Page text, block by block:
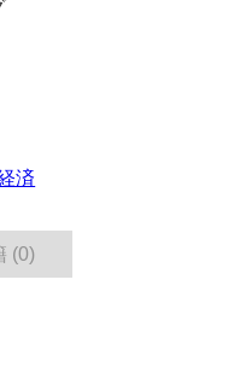
済
(0)